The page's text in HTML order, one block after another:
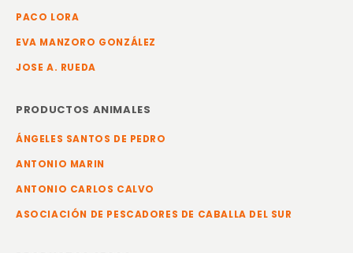
PACO LORA
EVA MANZORO GONZÁLEZ
JOSE A. RUEDA
PRODUCTOS ANIMALES
ÁNGELES SANTOS DE PEDRO
ANTONIO MARIN
ANTONIO CARLOS CALVO
ASOCIACIÓN DE PESCADORES DE CABALLA DEL SUR